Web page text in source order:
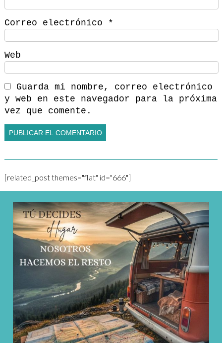
Correo electrónico *
Web
Guarda mi nombre, correo electrónico
y web en este navegador para la próxima
vez que comente.
[related_post themes="flat" id="666"]